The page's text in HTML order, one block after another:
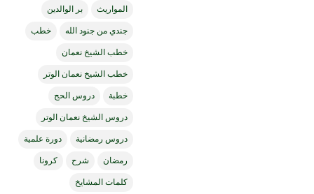
المواريث بر الوالدين
جندي من جنود الله خطب
خطب الشيخ نعمان
خطب الشيخ نعمان الوتر
خطبة دروس الحج
دروس الشيخ نعمان الوتر
دروس رمضانية دورة علمية
رمضان شرح كرونا
كلمات المشايخ